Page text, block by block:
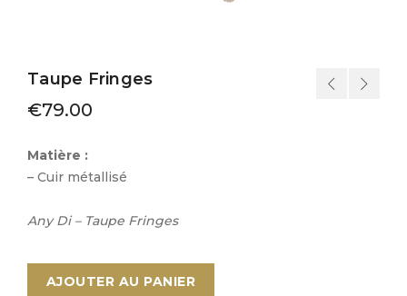
Taupe Fringes
€79.00
Matière :
– Cuir métallisé
Any Di – Taupe Fringes
AJOUTER AU PANIER